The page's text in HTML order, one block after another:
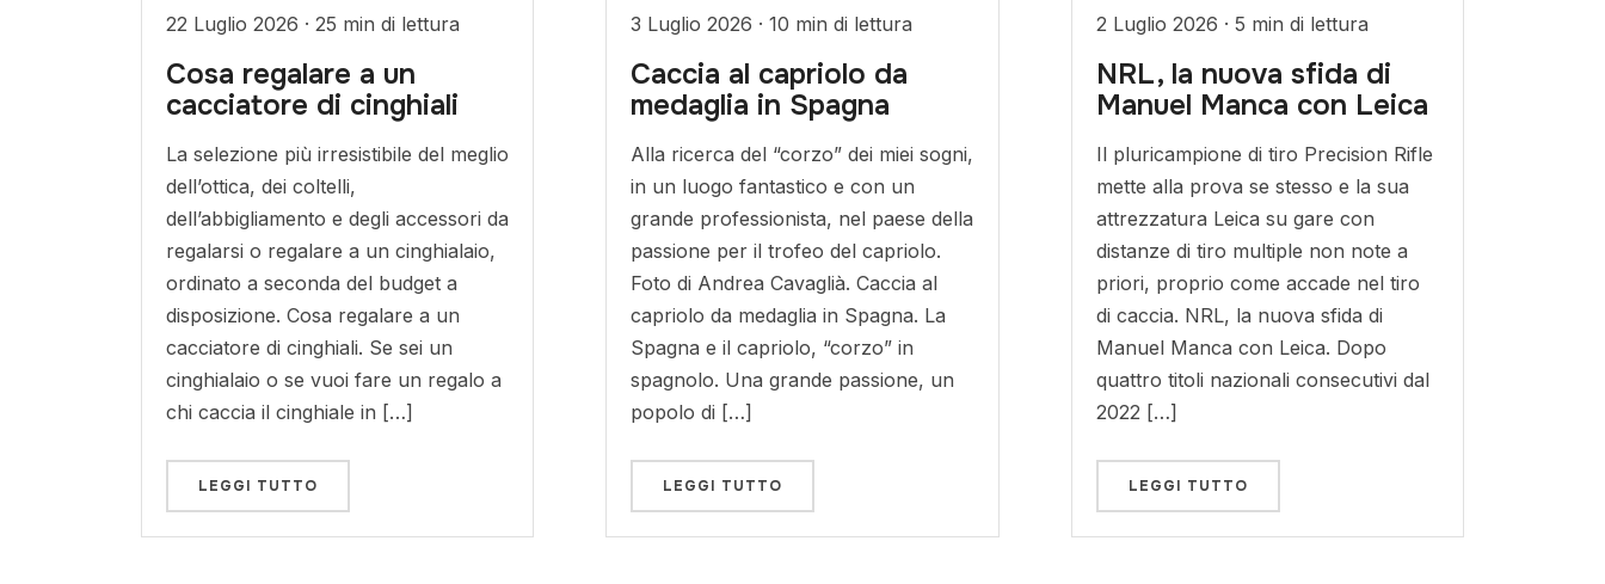
22 Luglio 2026 · 25 min di lettura
Cosa regalare a un
cacciatore di cinghiali
La selezione più irresistibile del meglio
dell’ottica, dei coltelli,
dell’abbigliamento e degli accessori da
regalarsi o regalare a un cinghialaio,
ordinato a seconda del budget a
disposizione. Cosa regalare a un
cacciatore di cinghiali. Se sei un
cinghialaio o se vuoi fare un regalo a
chi caccia il cinghiale in […]
LEGGI TUTTO
3 Luglio 2026 ·10 min di lettura
Caccia al capriolo da
medaglia in Spagna
Alla ricerca del “corzo” dei miei sogni,
in un luogo fantastico e con un
grande professionista, nel paese della
passione per il trofeo del capriolo.
Foto di Andrea Cavaglià. Caccia al
capriolo da medaglia in Spagna. La
Spagna e il capriolo, “corzo” in
spagnolo. Una grande passione, un
popolo di […]
LEGGI TUTTO
2 Luglio 2026 · 5 min di lettura
NRL, la nuova sfida di
Manuel Manca con Leica
Il pluricampione di tiro Precision Rifle
mette alla prova se stesso e la sua
attrezzatura Leica su gare con
distanze di tiro multiple non note a
priori, proprio come accade nel tiro
di caccia. NRL, la nuova sfida di
Manuel Manca con Leica. Dopo
quattro titoli nazionali consecutivi dal
2022 […]
LEGGI TUTTO